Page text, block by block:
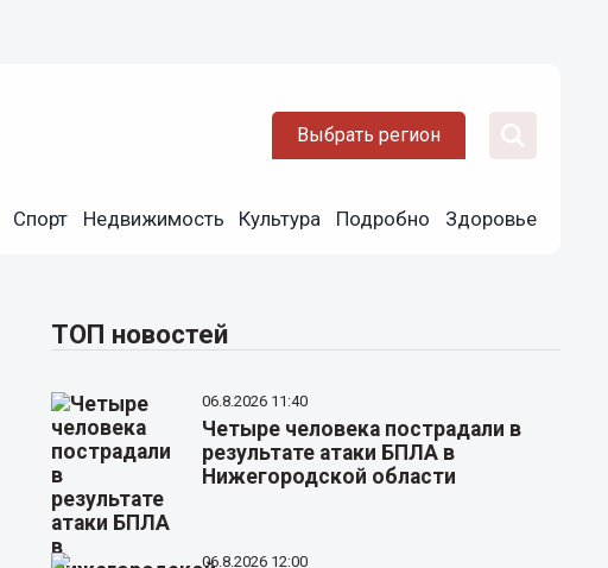
Выбрать регион
Спорт Недвижимость Культура Подробно Здоровье
ТОП новостей
06.8.2026 11:40
Четыре человека пострадали в
результате атаки БПЛА в
Нижегородской области
06.8.2026 12:00